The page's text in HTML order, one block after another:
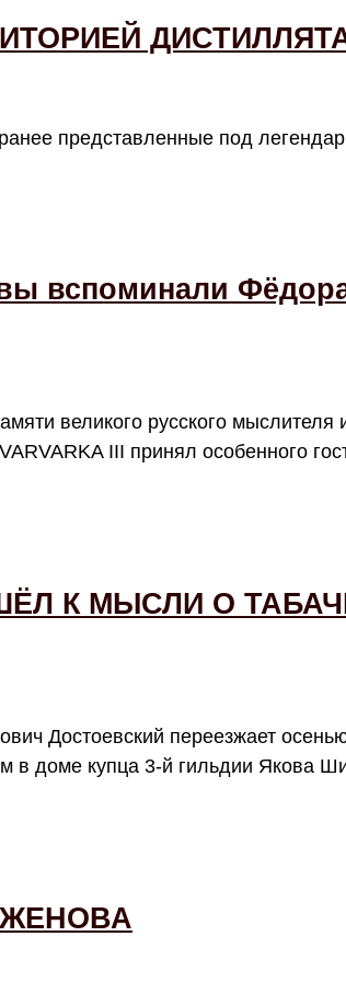
ИТОРИЕЙ
представленные под
вспоминали
великого русского
III принял особенного
К МЫСЛИ О
Достоевский переезжает
в доме купца 3-й гильдии Якова